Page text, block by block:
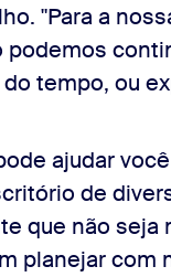
"Para a
podemos
tempo, ou
ajudar
de
que não seja
planejar com